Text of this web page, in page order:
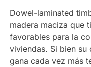
Dowel-laminated
madera maciza que
favorables para la
viviendas. Si bien su
gana cada vez más